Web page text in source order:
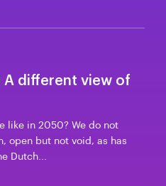
A different view of
like in 2050? We do not
open but not void, as has
Dutch...